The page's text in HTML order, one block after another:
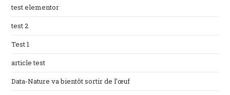
test elementor
test 2
Test 1
article test
Data-Nature va bientôt sortir de l’œuf